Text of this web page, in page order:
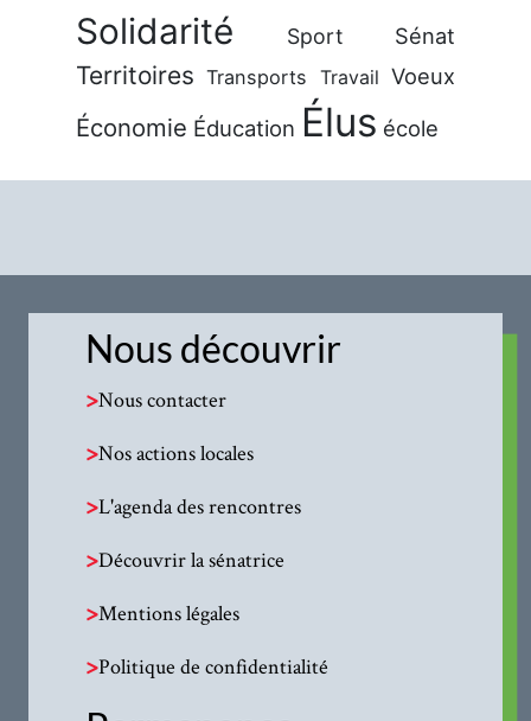
Solidarité Sport Sénat
Territoires Transports Travail Voeux
Économie Éducation Élus école
Nous découvrir
>Nous contacter
>Nos actions locales
>L'agenda des rencontres
>Découvrir la sénatrice
>Mentions légales
>Politique de confidentialité